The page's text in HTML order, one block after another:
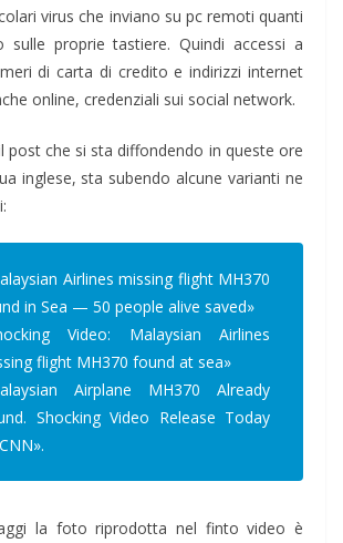
virus che inviano su pc remoti quanti
sulle proprie tastiere. Quindi accessi a
di carta di credito e indirizzi internet
online, credenziali sui social network.
post che si sta diffondendo in queste ore
inglese, sta subendo alcune varianti ne
Airlines missing flight MH370
in Sea — 50 people alive saved»
Video: Malaysian Airlines
flight MH370 found at sea»
Airplane MH370 Already
Shocking Video Release Today
la foto riprodotta nel finto video è